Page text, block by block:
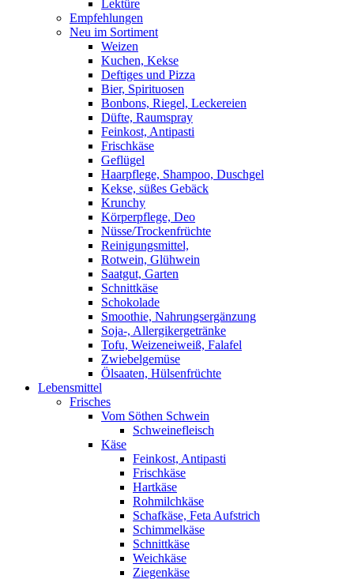
Lektüre
Empfehlungen
Neu im Sortiment
Weizen
Kuchen, Kekse
Deftiges und Pizza
Bier, Spirituosen
Bonbons, Riegel, Leckereien
Düfte, Raumspray
Feinkost, Antipasti
Frischkäse
Geflügel
Haarpflege, Shampoo, Duschgel
Kekse, süßes Gebäck
Krunchy
Körperpflege, Deo
Nüsse/Trockenfrüchte
Reinigungsmittel,
Rotwein, Glühwein
Saatgut, Garten
Schnittkäse
Schokolade
Smoothie, Nahrungsergänzung
Soja-, Allergikergetränke
Tofu, Weizeneiweiß, Falafel
Zwiebelgemüse
Ölsaaten, Hülsenfrüchte
Lebensmittel
Frisches
Vom Söthen Schwein
Schweinefleisch
Käse
Feinkost, Antipasti
Frischkäse
Hartkäse
Rohmilchkäse
Schafkäse, Feta Aufstrich
Schimmelkäse
Schnittkäse
Weichkäse
Ziegenkäse